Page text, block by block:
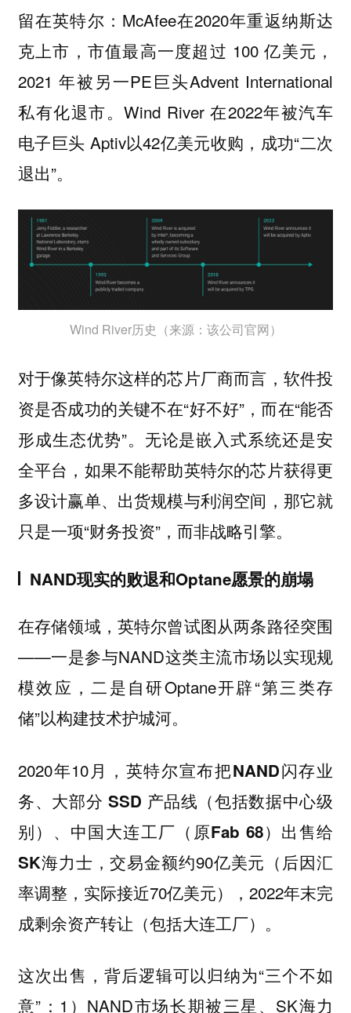
留在英特尔：McAfee在2020年重返纳斯达
克上市，市值最高一度超过 100 亿美元，
2021 年被另一PE巨头Advent International
私有化退市。Wind River 在2022年被汽车
电子巨头 Aptiv以42亿美元收购，成功“二次
退出”。
Wind River历史（来源：该公司官网）
对于像英特尔这样的芯片厂商而言，软件投
资是否成功的关键不在“好不好”，而在“能否
形成生态优势”。无论是嵌入式系统还是安
全平台，如果不能帮助英特尔的芯片获得更
多设计赢单、出货规模与利润空间，那它就
只是一项“财务投资”，而非战略引擎。
NAND现实的败退和Optane愿景的崩塌
在存储领域，英特尔曾试图从两条路径突围
——一是参与NAND这类主流市场以实现规
模效应，二是自研Optane开辟“第三类存
储”以构建技术护城河。
2020年10月，英特尔宣布把NAND闪存业
务、大部分 SSD 产品线（包括数据中心级
别）、中国大连工厂（原Fab 68）出售给
SK海力士，交易金额约90亿美元（后因汇
率调整，实际接近70亿美元），2022年末完
成剩余资产转让（包括大连工厂）。
这次出售，背后逻辑可以归纳为“三个不如
意”：1）NAND市场长期被三星、SK海力